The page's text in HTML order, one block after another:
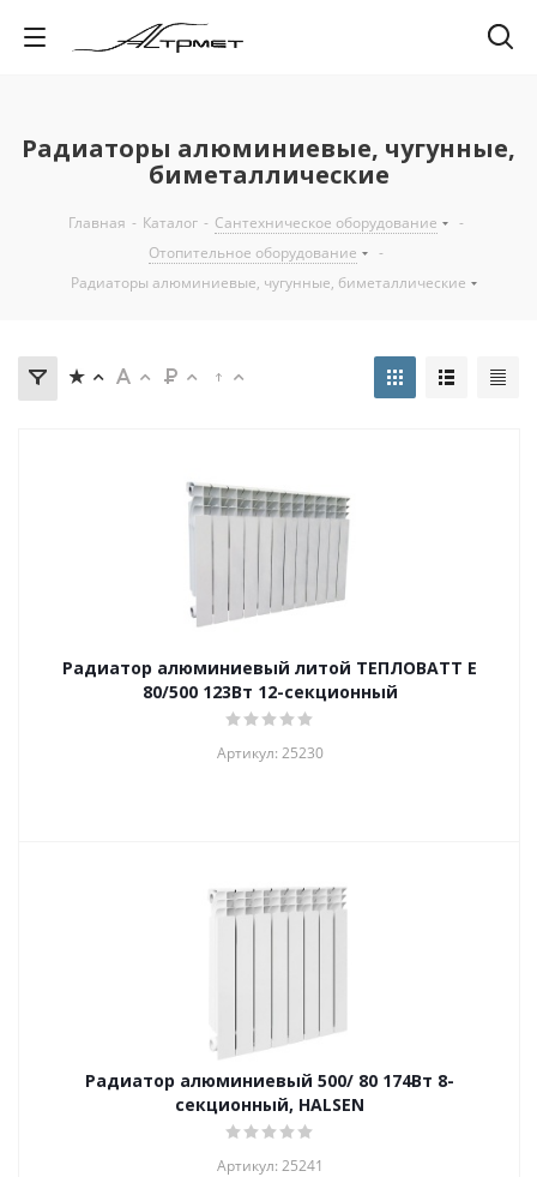
Радиаторы алюминиевые, чугунные,
биметаллические
Главная - Каталог - Сантехническое оборудование
-
Отопительное оборудование
-
Радиаторы алюминиевые, чугунные, биметаллические
Радиатор алюминиевый литой ТЕПЛОВАТТ E
80/500 123Вт 12-секционный
Артикул: 25230
Радиатор алюминиевый 500/ 80 174Вт 8-
секционный, HALSEN
Артикул: 25241